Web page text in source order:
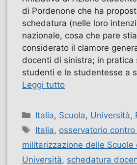
di Pordenone che ha
schedatura (nelle loro
nazionale, cosa che pare
considerato il clamore
docenti di sinistra; in pratica
studenti e le studentesse a
Leggi tutto
Categorie
Italia, Scuola, Università,
Tag
Italia, osservatorio contro
militarizzazione delle Scuole
Università, schedatura